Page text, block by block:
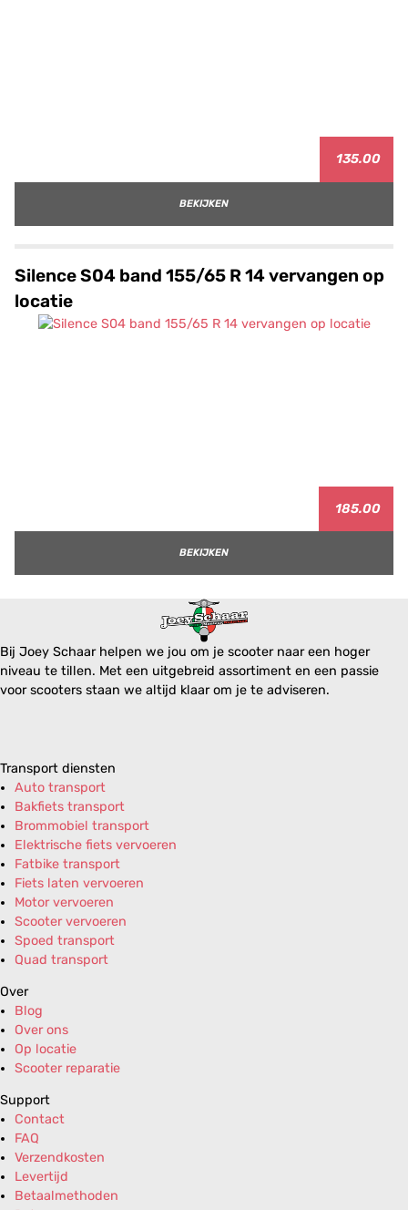
135.00
BEKIJKEN
Silence S04 band 155/65 R 14 vervangen op
locatie
185.00
BEKIJKEN
Bij Joey Schaar helpen we jou om je scooter naar een hoger
niveau te tillen. Met een uitgebreid assortiment en een passie
voor scooters staan we altijd klaar om je te adviseren.
Transport diensten
Auto transport
Bakfiets transport
Brommobiel transport
Elektrische fiets vervoeren
Fatbike transport
Fiets laten vervoeren
Motor vervoeren
Scooter vervoeren
Spoed transport
Quad transport
Over
Blog
Over ons
Op locatie
Scooter reparatie
Support
Contact
FAQ
Verzendkosten
Levertijd
Betaalmethoden